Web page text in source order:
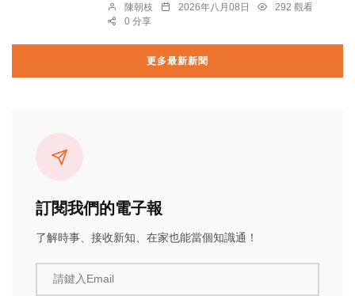
陳朝枝 2026年八月08日
292 觀看
0 分享
更多最新新聞
訂閱我們的電子報
了解時事、接收新知、在家也能當個知識通！
請鍵入Email